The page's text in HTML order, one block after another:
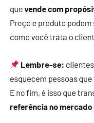
que vende com
Preço e produto
como você trata o
Lembre-se:
esquecem pessoas
E no fim, é isso que
referência no mercado